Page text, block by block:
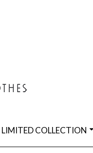
LIMITED COLLECTION